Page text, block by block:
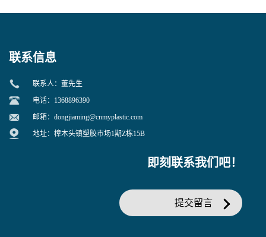
联系信息
联系人：董先生
电话：1368896390
邮箱： dongjiaming@cnmyplastic.com
地址：樟木头镇塑胶市场1期Z栋15B
即刻联系我们吧！
提交留言